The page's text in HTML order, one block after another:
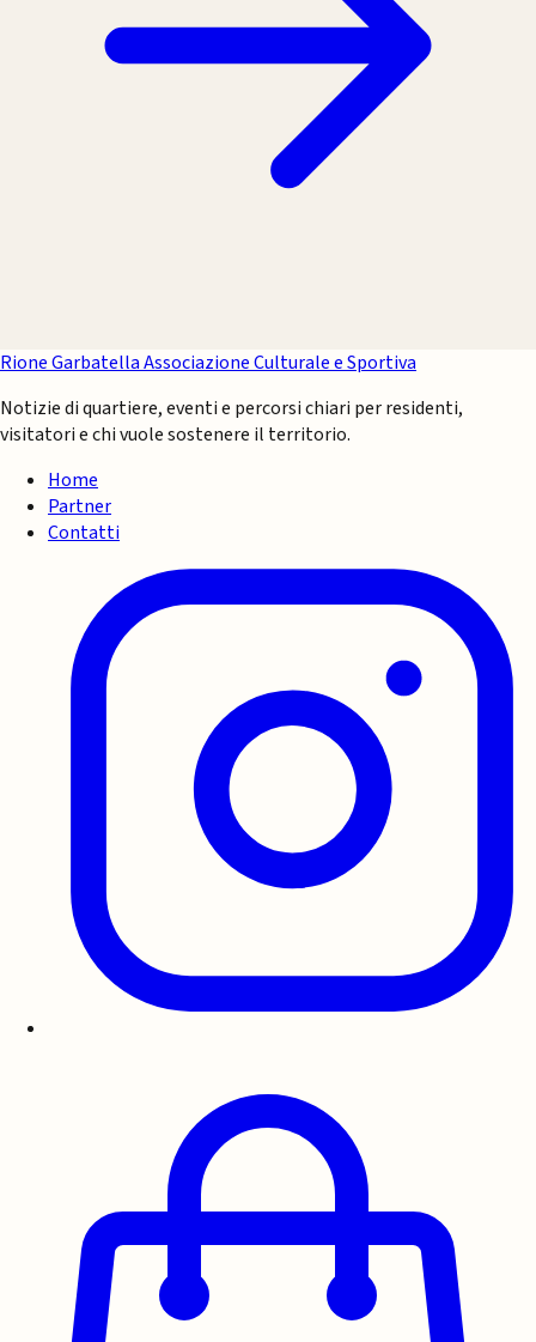
Rione GarbatellaAssociazione Culturale e Sportiva
Notizie di quartiere, eventi e percorsi chiari per residenti,
visitatori e chi vuole sostenere il territorio.
Home
Partner
Contatti